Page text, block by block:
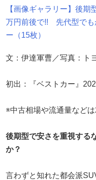
【画像ギャラリー】後
万円前後で!! 先代型でも
ー（15枚）
文：伊達軍曹／写真：ト
初出：『ベストカー』
※中古相場や流通量など
後期型で安さを重視する
か？
言わずと知れた都会派